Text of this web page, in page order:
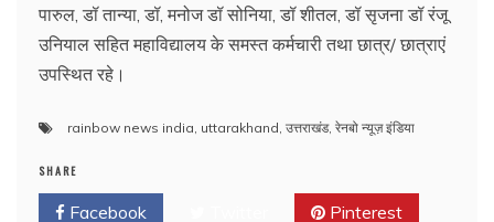
पारुल, डॉ तान्या, डॉ, मनोज डॉ सोनिया, डॉ शीतल, डॉ सृजना डॉ रंजू
उनियाल सहित महाविद्यालय के समस्त कर्मचारी तथा छात्र/ छात्राएं
उपस्थित रहे।
rainbow news india, uttarakhand, उत्तराखंड, रेनबो न्यूज़ इंडिया
SHARE
Facebook Pinterest